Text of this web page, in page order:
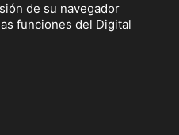
de su navegador
funciones del Digital